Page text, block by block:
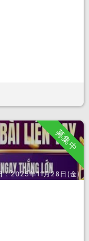
募集中
：2025年11月28日(金)